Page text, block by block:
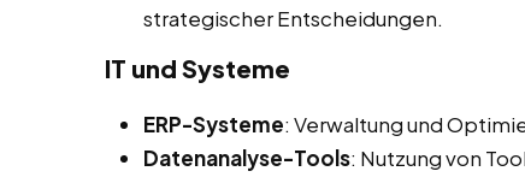
strategischer Entscheidungen.
IT und Systeme
ERP-Systeme: Verwaltung und
Datenanalyse-Tools: Nutzung von